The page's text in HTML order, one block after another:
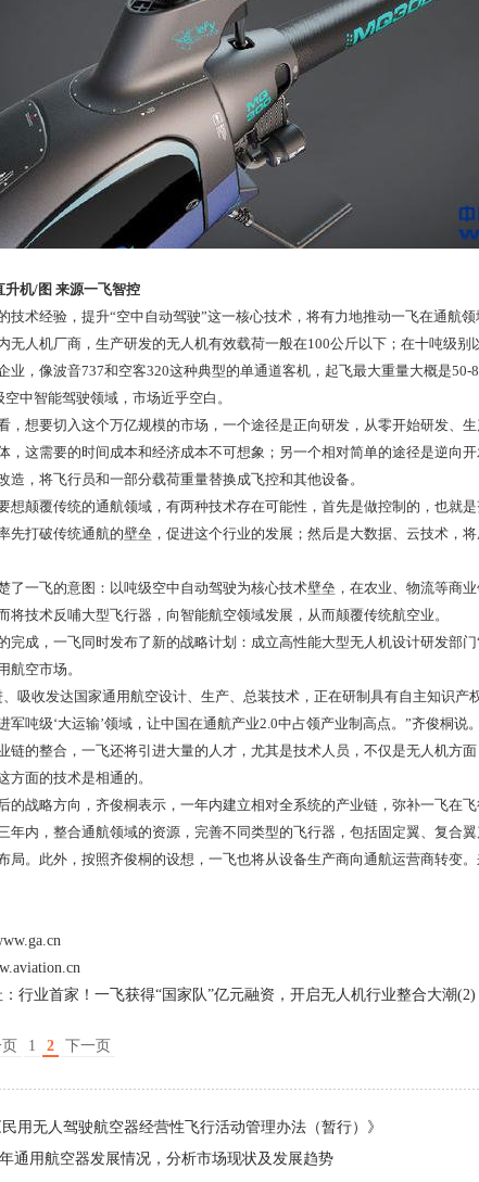
升机/图 来源一飞智控
技术经验，提升“空中自动驾驶”这一核心技术，将有力地推动一飞在通航领
无人机厂商，生产研发的无人机有效载荷一般在100公斤以下；在十吨级别
业，像波音737和空客320这种典型的单通道客机，起飞最大重量大概是50-
中智能驾驶领域，市场近乎空白。
，想要切入这个万亿规模的市场，一个途径是正向研发，从零开始研发、
，这需要的时间成本和经济成本不可想象；另一个相对简单的途径是逆向
造，将飞行员和一部分载荷重量替换成飞控和其他设备。
想颠覆传统的通航领域，有两种技术存在可能性，首先是做控制的，也就
先打破传统通航的壁垒，促进这个行业的发展；然后是大数据、云技术，
了一飞的意图：以吨级空中自动驾驶为核心技术壁垒，在农业、物流等商业
将技术反哺大型飞行器，向智能航空领域发展，从而颠覆传统航空业。
完成，一飞同时发布了新的战略计划：成立高性能大型无人机设计研发部
航空市场。
吸收发达国家通用航空设计、生产、总装技术，正在研制具有自主知识产
军吨级‘大运输’领域，让中国在通航产业2.0中占领产业制高点。”齐俊桐说。
链的整合，一飞还将引进大量的人才，尤其是技术人员，不仅是无人机方
方面的技术是相通的。
的战略方向，齐俊桐表示，一年内建立相对全系统的产业链，弥补一飞在
年内，整合通航领域的资源，完善不同类型的飞行器，包括固定翼、复合
局。此外，按照齐俊桐的设想，一飞也将从设备生产商向通航运营商转变。
行业首家！一飞获得“国家队”亿元融资，开启无人机行业整合大潮(2)
1 2 下一页
用无人驾驶航空器经营性飞行活动管理办法（暂行）》
通用航空器发展情况，分析市场现状及发展趋势